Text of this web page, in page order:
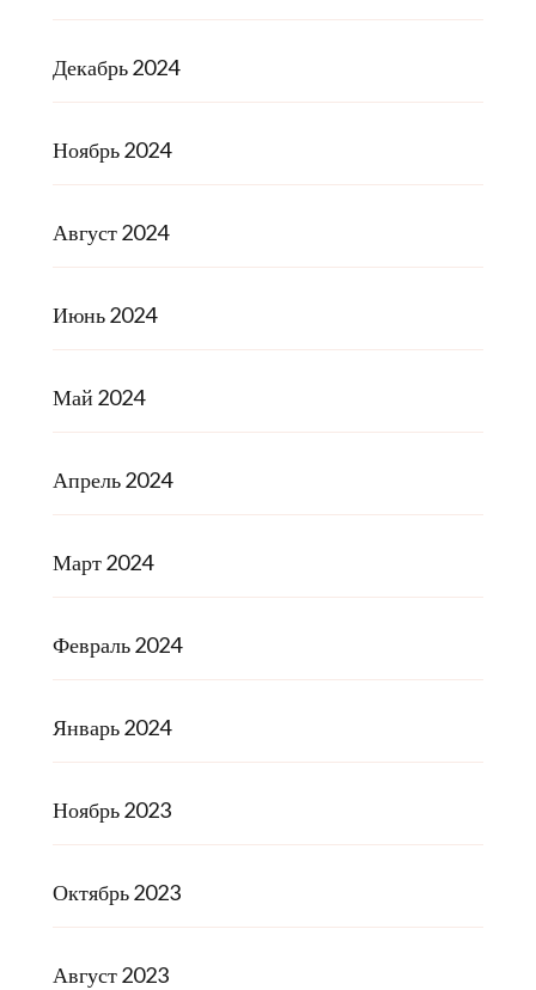
Декабрь 2024
Ноябрь 2024
Август 2024
Июнь 2024
Май 2024
Апрель 2024
Март 2024
Февраль 2024
Январь 2024
Ноябрь 2023
Октябрь 2023
Август 2023